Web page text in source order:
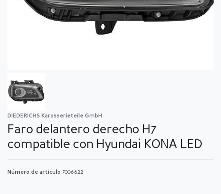
DIEDERICHS Karosserieteile GmbH
Faro delantero derecho H7
compatible con Hyundai KONA LED
Número de artículo 7006622